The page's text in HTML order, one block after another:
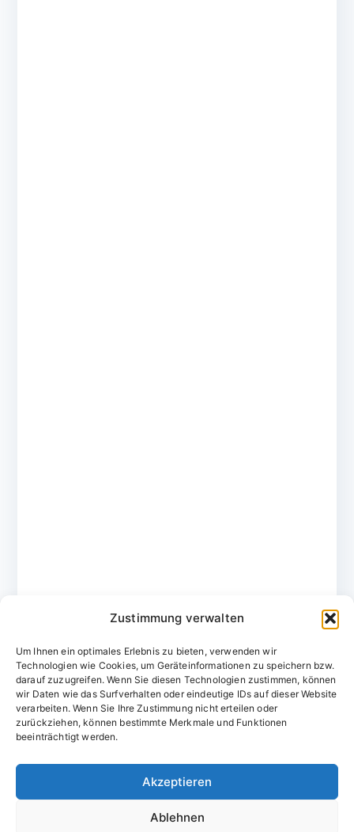
Zustimmung verwalten
Um Ihnen ein optimales Erlebnis zu bieten, verwenden wir
Technologien wie Cookies, um Geräteinformationen zu speichern bzw.
darauf zuzugreifen. Wenn Sie diesen Technologien zustimmen, können
wir Daten wie das Surfverhalten oder eindeutige IDs auf dieser Website
verarbeiten. Wenn Sie Ihre Zustimmung nicht erteilen oder
zurückziehen, können bestimmte Merkmale und Funktionen
beeinträchtigt werden.
Akzeptieren
Ablehnen
Domainvergabestelle.de